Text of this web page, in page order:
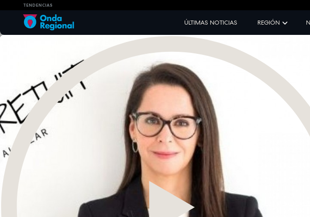
TENDENCIAS
ÚLTIMAS NOTICIAS REGIÓN